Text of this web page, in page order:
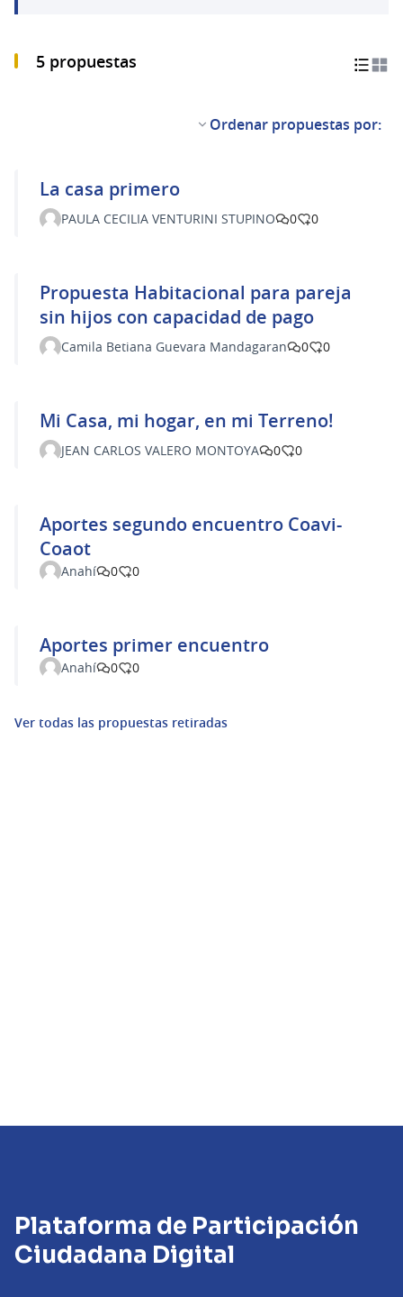
5 propuestas
Ordenar propuestas por:
La casa primero
PAULA CECILIA VENTURINI STUPINO 0 0
Propuesta Habitacional para pareja
sin hijos con capacidad de pago
Camila Betiana Guevara Mandagaran 0 0
Mi Casa, mi hogar, en mi Terreno!
JEAN CARLOS VALERO MONTOYA 0 0
Aportes segundo encuentro Coavi-
Coaot
Anahí 0 0
Aportes primer encuentro
Anahí 0 0
Ver todas las propuestas retiradas
Plataforma de Participación
Ciudadana Digital